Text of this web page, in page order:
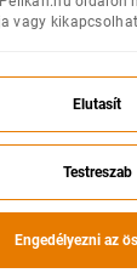
vagy
Elutasít
Testreszab
Engedélyezni az